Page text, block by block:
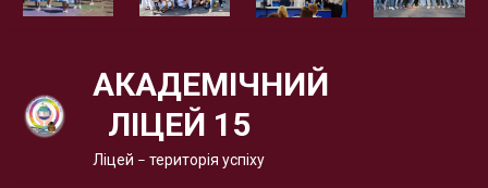
АКАДЕМІЧНИЙ
ЛІЦЕЙ 15
Ліцей – територія успіху